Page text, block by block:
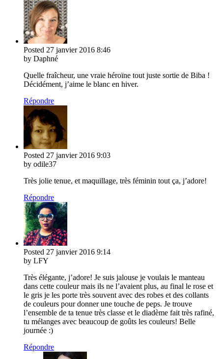
Posted 27 janvier 2016 8:46
by Daphné
Quelle fraîcheur, une vraie héroïne tout juste sortie de Biba !
Décidément, j’aime le blanc en hiver.
Répondre
Posted 27 janvier 2016 9:03
by odile37
Très jolie tenue, et maquillage, très féminin tout ça, j’adore!
Répondre
Posted 27 janvier 2016 9:14
by LFY
Très élégante, j’adore! Je suis jalouse je voulais le manteau
dans cette couleur mais ils ne l’avaient plus, au final le rose et
le gris je les porte très souvent avec des robes et des collants
de couleurs pour donner une touche de peps. Je trouve
l’ensemble de ta tenue très classe et le diadème fait très rafiné,
tu mélanges avec beaucoup de goûts les couleurs! Belle
journée :)
Répondre